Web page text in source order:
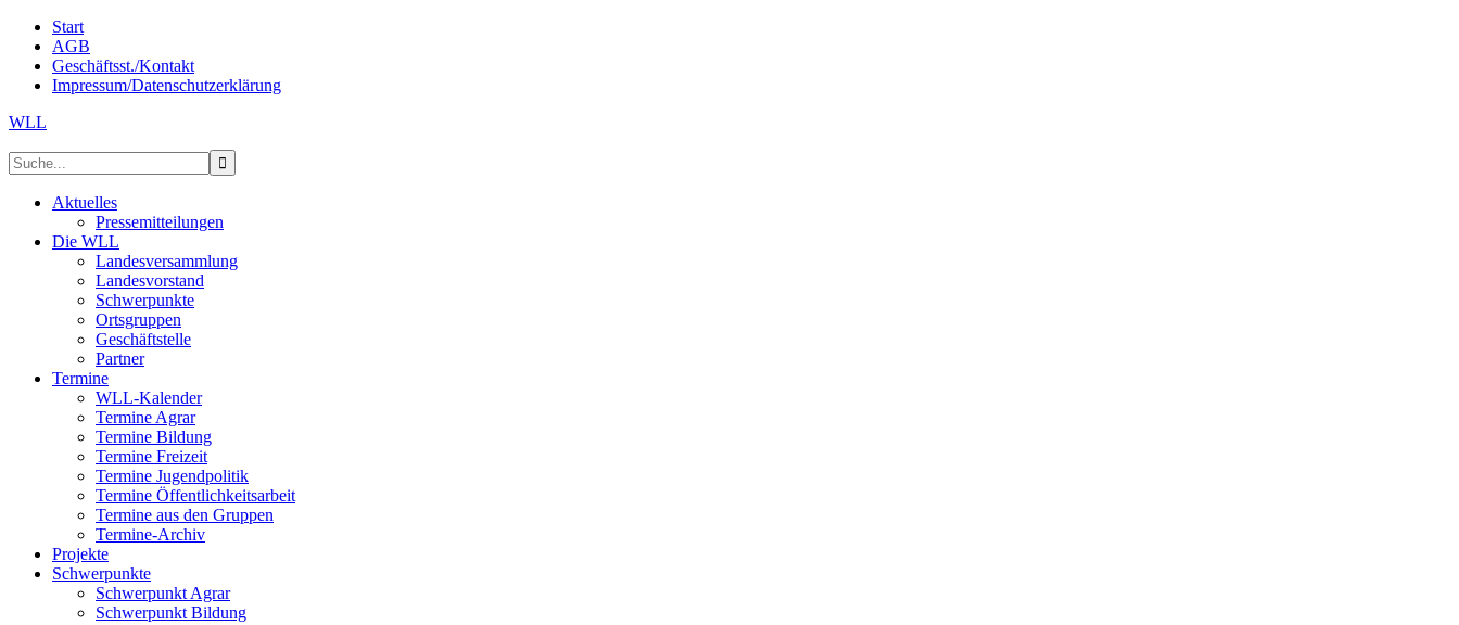
Start
AGB
Geschäftsst./Kontakt
Impressum/Datenschutzerklärung
WLL
Aktuelles
Pressemitteilungen
Die WLL
Landesversammlung
Landesvorstand
Schwerpunkte
Ortsgruppen
Geschäftstelle
Partner
Termine
WLL-Kalender
Termine Agrar
Termine Bildung
Termine Freizeit
Termine Jugendpolitik
Termine Öffentlichkeitsarbeit
Termine aus den Gruppen
Termine-Archiv
Projekte
Schwerpunkte
Schwerpunkt Agrar
Schwerpunkt Bildung